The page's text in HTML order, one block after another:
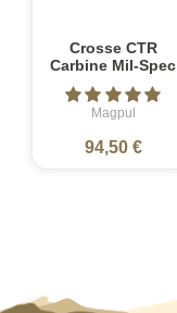
Crosse CTR
Carbine Mil-Spec
Magpul
94,50 €